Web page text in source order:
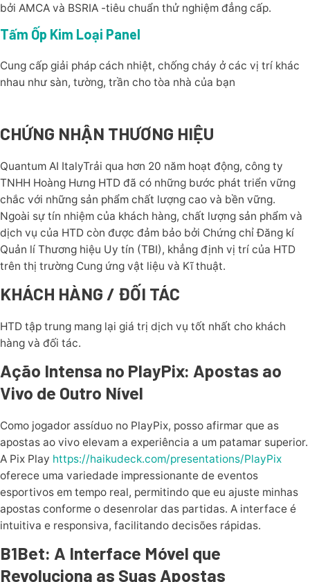
bởi AMCA và BSRIA -tiêu chuẩn thử nghiệm đẳng cấp.
Tấm Ốp Kim Loại Panel
Cung cấp giải pháp cách nhiệt, chống cháy ở các vị trí khác
nhau như sàn, tường, trần cho tòa nhà của bạn
CHỨNG NHẬN THƯƠNG HIỆU
Quantum AI ItalyTrải qua hơn 20 năm hoạt động, công ty
TNHH Hoàng Hưng HTD đã có những bước phát triển vững
chắc với những sản phẩm chất lượng cao và bền vững.
Ngoài sự tín nhiệm của khách hàng, chất lượng sản phẩm và
dịch vụ của HTD còn được đảm bảo bởi Chứng chỉ Đăng kí
Quản lí Thương hiệu Uy tín (TBI), khẳng định vị trí của HTD
trên thị trường Cung ứng vật liệu và Kĩ thuật.
KHÁCH HÀNG / ĐỐI TÁC
HTD tập trung mang lại giá trị dịch vụ tốt nhất cho khách
hàng và đối tác.
Ação Intensa no PlayPix: Apostas ao
Vivo de Outro Nível
Como jogador assíduo no PlayPix, posso afirmar que as
apostas ao vivo elevam a experiência a um patamar superior.
A Pix Play https://haikudeck.com/presentations/PlayPix
oferece uma variedade impressionante de eventos
esportivos em tempo real, permitindo que eu ajuste minhas
apostas conforme o desenrolar das partidas. A interface é
intuitiva e responsiva, facilitando decisões rápidas.
B1Bet: A Interface Móvel que
Revoluciona as Suas Apostas